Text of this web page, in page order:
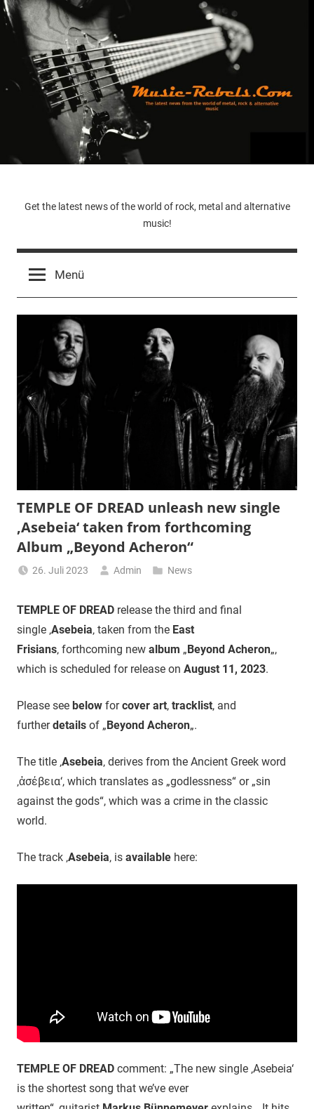
Zum
Inhalt
springen
Music-
Rebels.Com
Get the latest news of the world of rock, metal and alternative
music!
Menü
TEMPLE OF DREAD unleash new single
‚Asebeia‘ taken from forthcoming
Album „Beyond Acheron“
26. Juli 2023 Admin News
TEMPLE OF DREAD release the third and final
single ‚Asebeia‚ taken from the East
Frisians‚ forthcoming new album „Beyond Acheron„,
which is scheduled for release on August 11, 2023.
Please see below forcover art, tracklist, and
furtherdetails of „Beyond Acheron„.
The title ‚Asebeia‚ derives from the Ancient Greek word
‚ἀσέβεια‘, which translates as „godlessness“ or „sin
against the gods“, which was a crime in the classic
world.
The track ‚Asebeia‚ is available here:
TEMPLE OF DREAD comment: „The new single ‚Asebeia‘
is the shortest song that we’ve ever